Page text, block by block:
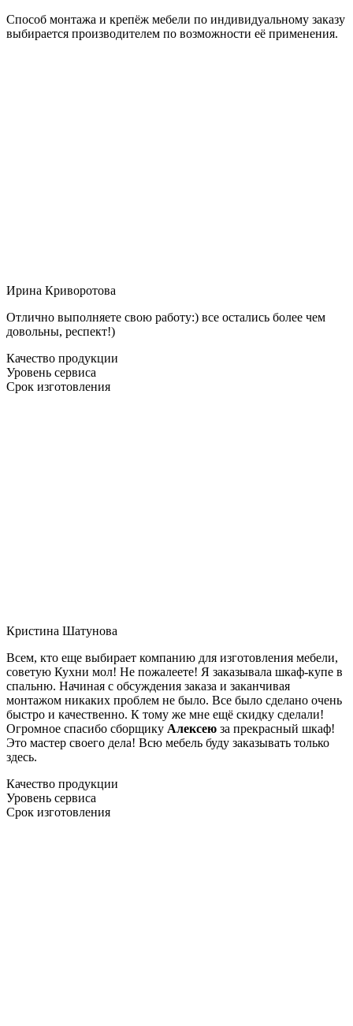
Способ монтажа и крепёж мебели по индивидуальному заказу
выбирается производителем по возможности её применения.
Ирина Криворотова
Отлично выполняете свою работу:) все остались более чем
довольны, респект!)
Качество продукции
Уровень сервиса
Срок изготовления
Кристина Шатунова
Всем, кто еще выбирает компанию для изготовления мебели,
советую Кухни мол! Не пожалеете! Я заказывала шкаф-купе в
спальню. Начиная с обсуждения заказа и заканчивая
монтажом никаких проблем не было. Все было сделано очень
быстро и качественно. К тому же мне ещё скидку сделали!
Огромное спасибо сборщику Алексею за прекрасный шкаф!
Это мастер своего дела! Всю мебель буду заказывать только
здесь.
Качество продукции
Уровень сервиса
Срок изготовления